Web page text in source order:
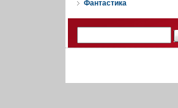
Фантастика